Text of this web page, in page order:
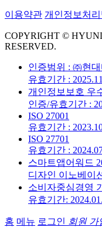
이용약관 개인정보처리
COPYRIGHT ©
RESERVED.
인증범위 : ㈜현
유효기간 :
개인정보보호 우
인증/유효기간 :
ISO 27001
유효기간 :
ISO 27701
유효기간 :
스마트앱어워드
디자인 이노베이
소비자중심경영
유효기간:
홈 메뉴 로그인 회원 가